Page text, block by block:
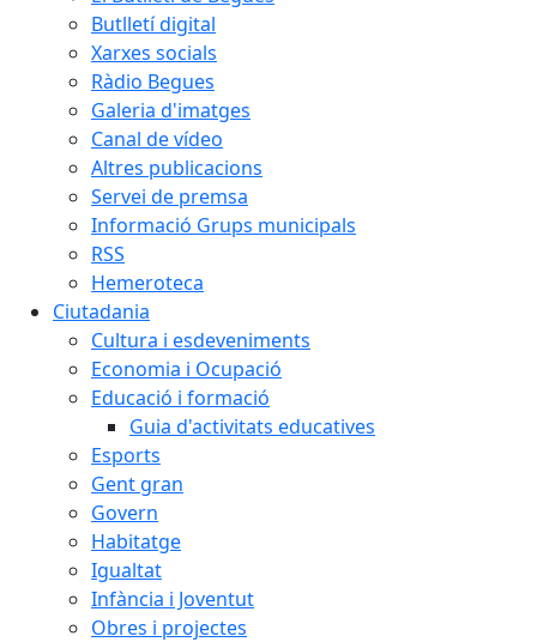
Butlletí digital
Xarxes socials
Ràdio Begues
Galeria d'imatges
Canal de vídeo
Altres publicacions
Servei de premsa
Informació Grups municipals
RSS
Hemeroteca
Ciutadania
Cultura i esdeveniments
Economia i Ocupació
Educació i formació
Guia d'activitats educatives
Esports
Gent gran
Govern
Habitatge
Igualtat
Infància i Joventut
Obres i projectes